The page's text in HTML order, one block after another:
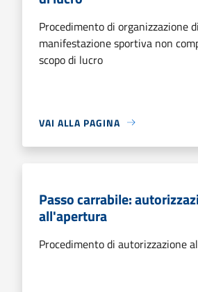
Procedimento di organizzazione di
manifestazione sportiva non
scopo di lucro
VAI ALLA PAGINA
Passo carrabile:
all'apertura
Procedimento di autorizzazione